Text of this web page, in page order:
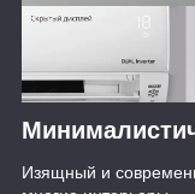
Изящный и